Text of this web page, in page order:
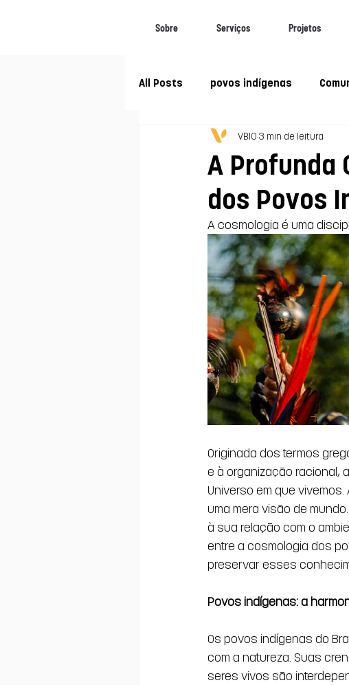
Sobre Serviços Projetos
All Posts povos indígenas
Biomas Brasileiros
Mudanças climáticas
A Profunda
dos Povos
VBIO3 min de leitura
A cosmologia é uma
Originada dos termos
e à organização racional,
Universo em que
uma mera visão de
à sua relação com o
entre a cosmologia dos
preservar esses
Povos indígenas: a
Os povos indígenas do
com a natureza. Suas
seres vivos são